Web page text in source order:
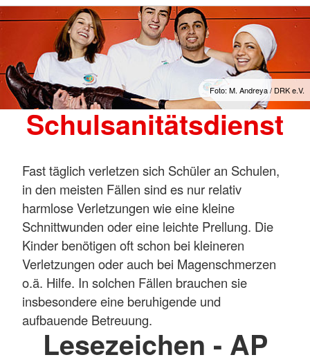
Foto: M. Andreya / DRK e.V.
Schulsanitätsdienst
Fast täglich verletzen sich Schüler an Schulen,
in den meisten Fällen sind es nur relativ
harmlose Verletzungen wie eine kleine
Schnittwunden oder eine leichte Prellung. Die
Kinder benötigen oft schon bei kleineren
Verletzungen oder auch bei Magenschmerzen
o.ä. Hilfe. In solchen Fällen brauchen sie
insbesondere eine beruhigende und
aufbauende Betreuung.
Lesezeichen - AP